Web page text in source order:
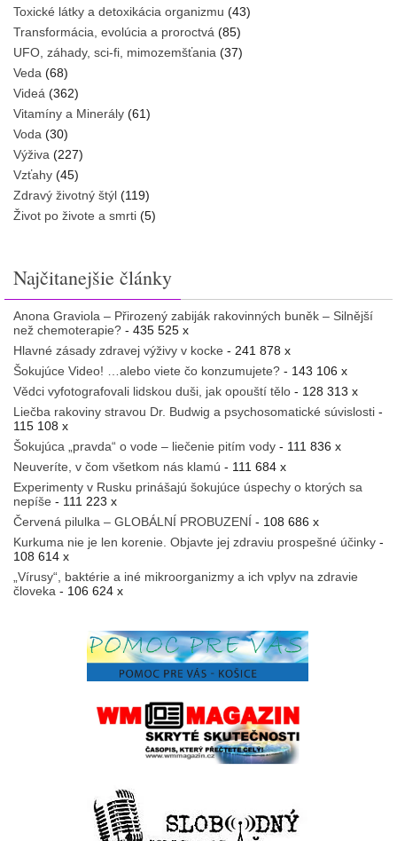
Toxické látky a detoxikácia organizmu (43)
Transformácia, evolúcia a proroctvá (85)
UFO, záhady, sci-fi, mimozemšťania (37)
Veda (68)
Videá (362)
Vitamíny a Minerály (61)
Voda (30)
Výživa (227)
Vzťahy (45)
Zdravý životný štýl (119)
Život po živote a smrti (5)
Najčitanejšie články
Anona Graviola – Přirozený zabiják rakovinných buněk – Silnější
než chemoterapie? - 435 525 x
Hlavné zásady zdravej výživy v kocke - 241 878 x
Šokujúce Video! …alebo viete čo konzumujete? - 143 106 x
Vědci vyfotografovali lidskou duši, jak opouští tělo - 128 313 x
Liečba rakoviny stravou Dr. Budwig a psychosomatické súvislosti -
115 108 x
Šokujúca „pravda“ o vode – liečenie pitím vody - 111 836 x
Neuveríte, v čom všetkom nás klamú - 111 684 x
Experimenty v Rusku prinášajú šokujúce úspechy o ktorých sa
nepíše - 111 223 x
Červená pilulka – GLOBÁLNÍ PROBUZENÍ - 108 686 x
Kurkuma nie je len korenie. Objavte jej zdraviu prospešné účinky -
108 614 x
„Vírusy“, baktérie a iné mikroorganizmy a ich vplyv na zdravie
človeka - 106 624 x